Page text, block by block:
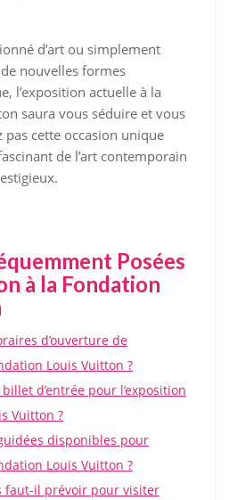
d’art ou simplement
nouvelles formes
l’exposition actuelle à la
saura vous séduire et vous
cette occasion unique
de l’art contemporain
Posées
à la Fondation
d’ouverture de
Louis Vuitton ?
d’entrée pour l’exposition
Vuitton ?
disponibles pour
Louis Vuitton ?
faut-il prévoir pour visiter